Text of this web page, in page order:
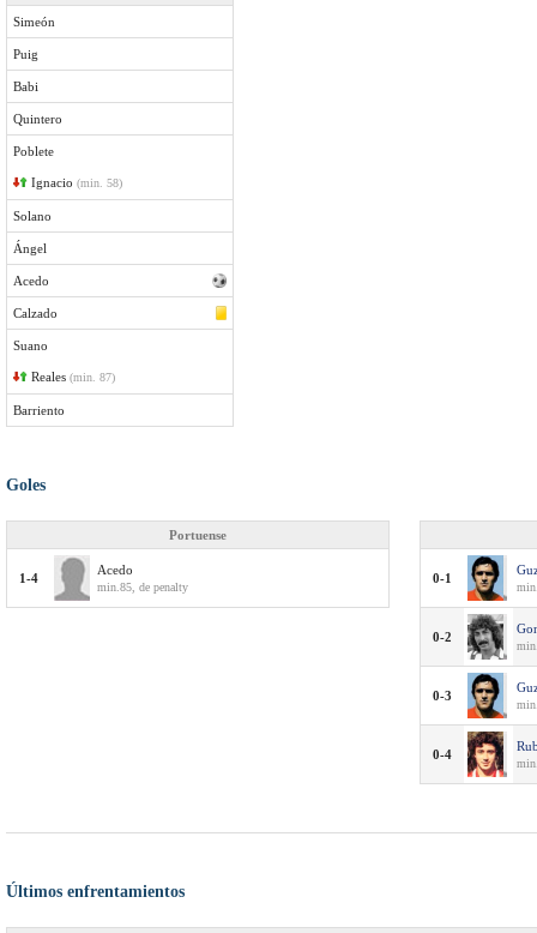
Simeón
Puig
Babi
Quintero
Poblete
Ignacio (min. 58)
Solano
Ángel
Acedo
Calzado
Suano
Reales (min. 87)
Barriento
Goles
Portuense
1-4
Acedo
min.85, de penalty
0-1
0-2
0-3
0-4
Últimos enfrentamientos